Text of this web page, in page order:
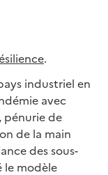
.
industriel en
avec
pénurie de
de la main
des sous-
le modèle